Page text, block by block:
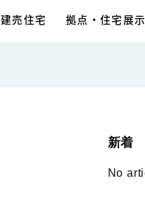
建売住宅 拠点・住宅展
新着
No